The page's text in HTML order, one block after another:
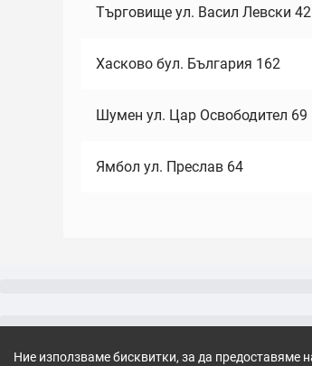
Търговище ул. Васил Левски 42
Хасково бул. България 162
Шумен ул. Цар Освободител 69
Ямбол ул. Преслав 64
Ние използваме бисквитки, за да предоставяме